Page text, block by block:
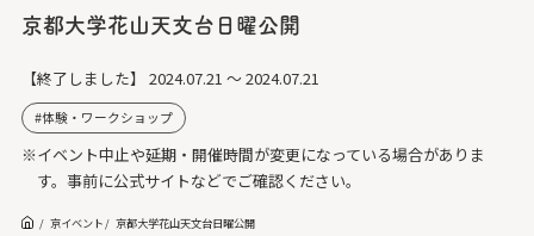
京都大学花山天文台日曜公開
【終了しました】 2024.07.21 ～ 2024.07.21
体験・ワークショップ
※イベント中止や延期・開催時間が変更になっている場合がありま
す。事前に公式サイトなどでご確認ください。
京イベント 京都大学花山天文台日曜公開